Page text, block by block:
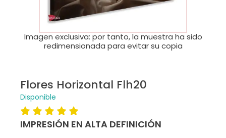
Imagen exclusiva: por tanto, la muestra ha sido
redimensionada para evitar su copia
Flores Horizontal Flh20
Disponible
IMPRESIÓN EN ALTA DEFINICIÓN